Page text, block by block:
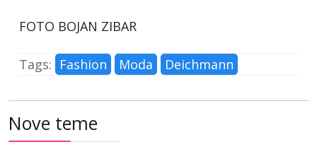
FOTO BOJAN ZIBAR
Tags: Fashion Moda Deichmann
Nove teme